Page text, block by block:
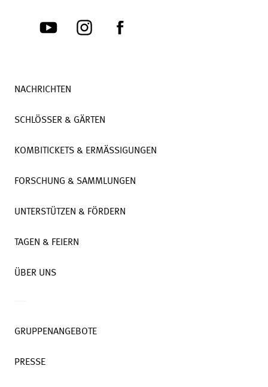
NACHRICHTEN
SCHLÖSSER & GÄRTEN
KOMBITICKETS & ERMÄSSIGUNGEN
FORSCHUNG & SAMMLUNGEN
UNTERSTÜTZEN & FÖRDERN
TAGEN & FEIERN
ÜBER UNS
GRUPPENANGEBOTE
PRESSE